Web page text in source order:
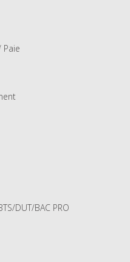
DUT/BAC PRO